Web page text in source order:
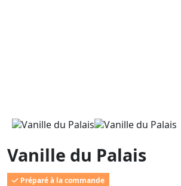
Vanille du Palais
Préparé à la commande